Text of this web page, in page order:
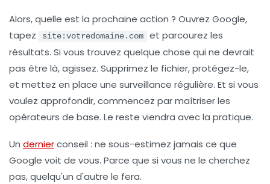
Alors, quelle est la prochaine action ? Ouvrez Google,
tapez
site:votredomaine.com
et parcourez les
résultats. Si vous trouvez quelque chose qui ne devrait
pas être là, agissez. Supprimez le fichier, protégez-le,
et mettez en place une surveillance régulière. Et si vous
voulez approfondir, commencez par maîtriser les
opérateurs de base. Le reste viendra avec la pratique.
Un dernierconseil : ne sous-estimez jamais ce que
Google voit de vous. Parce que si vous ne le cherchez
pas, quelqu'un d'autre le fera.